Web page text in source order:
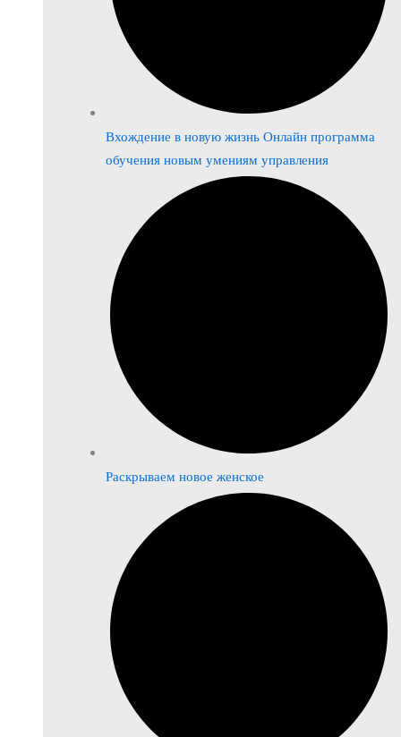
Вхождение в новую жизнь Онлайн программа
обучения новым умениям управления
Раскрываем новое женское